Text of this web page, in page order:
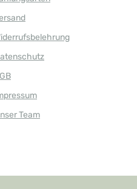
Team